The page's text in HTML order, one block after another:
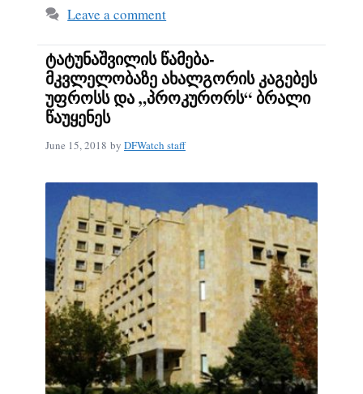
Leave a comment
ტატუნაშვილის წამება-
მკვლელობაზე ახალგორის კაგებეს
უფროსს და „პროკურორს“ ბრალი
წაუყენეს
June 15, 2018 by DFWatch staff